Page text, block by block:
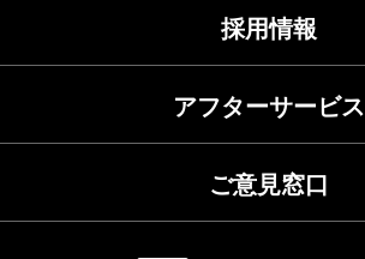
採用情報
アフターサービス
ご意見窓口